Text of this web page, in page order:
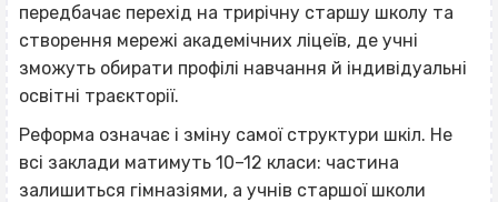
передбачає перехід на трирічну старшу школу та
створення мережі академічних ліцеїв, де учні
зможуть обирати профілі навчання й індивідуальні
освітні траєкторії.
Реформа означає і зміну самої структури шкіл. Не
всі заклади матимуть 10–12 класи: частина
залишиться гімназіями, а учнів старшої школи